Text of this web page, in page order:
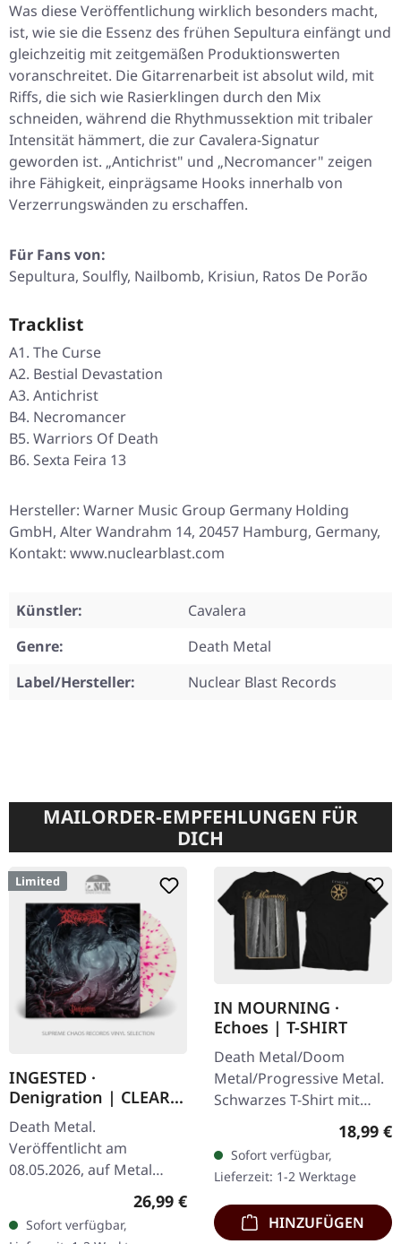
Was diese Veröffentlichung wirklich besonders macht,
ist, wie sie die Essenz des frühen Sepultura einfängt und
gleichzeitig mit zeitgemäßen Produktionswerten
voranschreitet. Die Gitarrenarbeit ist absolut wild, mit
Riffs, die sich wie Rasierklingen durch den Mix
schneiden, während die Rhythmussektion mit tribaler
Intensität hämmert, die zur Cavalera-Signatur
geworden ist. „Antichrist" und „Necromancer" zeigen
ihre Fähigkeit, einprägsame Hooks innerhalb von
Verzerrungswänden zu erschaffen.
Für Fans von:
Sepultura, Soulfly, Nailbomb, Krisiun, Ratos De Porão
Tracklist
A1. The Curse
A2. Bestial Devastation
A3. Antichrist
B4. Necromancer
B5. Warriors Of Death
B6. Sexta Feira 13
Hersteller: Warner Music Group Germany Holding
GmbH, Alter Wandrahm 14, 20457 Hamburg, Germany,
Kontakt: www.nuclearblast.com
Künstler:
Cavalera
Genre:
Death Metal
Label/Hersteller:
Nuclear Blast Records
MAILORDER-EMPFEHLUNGEN FÜR
DICH
Limited
INGESTED ·
Denigration | CLEAR
TURQUOISE/RED/PINK
SPLATTER LP
Death Metal.
Veröffentlicht am
08.05.2026, auf Metal
Blade Records. Klares
türkisfarbenes Vinyl mit
roten und neonpinken
Regulärer Preis:
26,99 €
Sofort verfügbar,
IN MOURNING ·
Echoes | T-SHIRT
Death Metal/Doom
Metal/Progressive Metal.
Schwarzes T-Shirt mit
exklusivem Design.
Rückseite bedruckt. Fruit
Of The Loom
Valueweight…
18,99 €
Sofort verfügbar,
Lieferzeit: 1-2 Werktage
HINZUFÜGEN